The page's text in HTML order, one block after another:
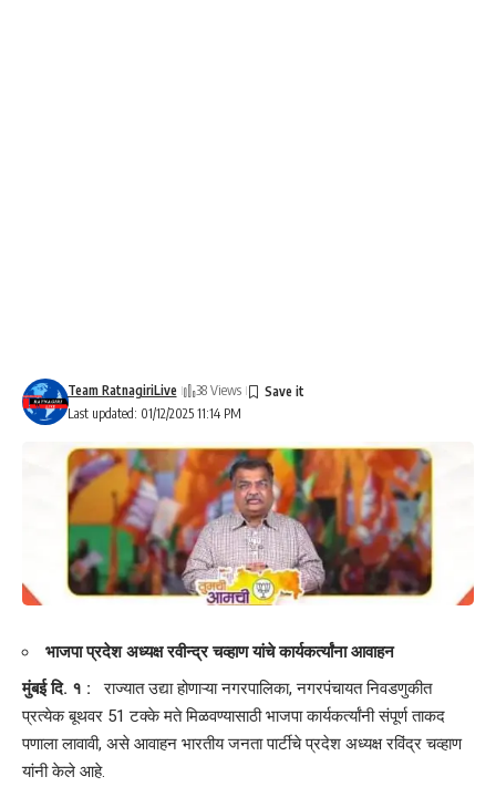
Last updated: 01/12/2025 11:14 PM
Team RatnagiriLive 38 Views
भाजपा प्रदेश अध्यक्ष रवीन्द्र चव्हाण यांचे कार्यकर्त्यांना आवाहन
मुंबई दि. १ :
राज्यात उद्या होणाऱ्या नगरपालिका, नगरपंचायत निवडणुकीत
प्रत्येक बूथवर 51 टक्के मते मिळवण्यासाठी भाजपा कार्यकर्त्यांनी संपूर्ण ताकद
पणाला लावावी, असे आवाहन भारतीय जनता पार्टीचे प्रदेश अध्यक्ष रविंद्र चव्हाण
यांनी केले आहे.